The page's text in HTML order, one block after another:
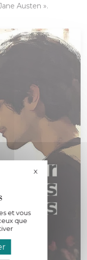
Austen ».
et vous
que
XMasquer le